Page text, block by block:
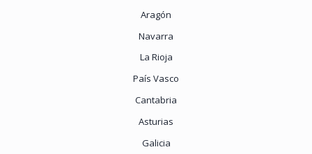
Aragón
Navarra
La Rioja
País Vasco
Cantabria
Asturias
Galicia